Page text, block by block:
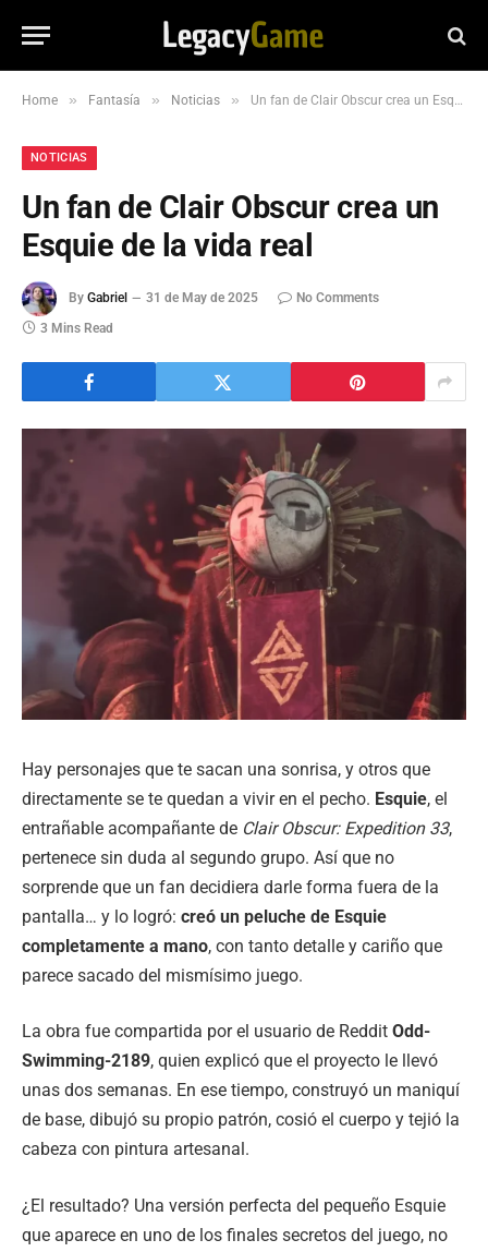
Home » Fantasía » Noticias » Un fan de Clair Obscur crea un Esquie de la vida real
NOTICIAS
Un fan de Clair Obscur crea un
Esquie de la vida real
By Gabriel 31 de May de 2025
No Comments
3 Mins Read
Hay personajes que te sacan una sonrisa, y otros que
directamente se te quedan a vivir en el pecho. Esquie, el
entrañable acompañante de Clair Obscur: Expedition 33,
pertenece sin duda al segundo grupo. Así que no
sorprende que un fan decidiera darle forma fuera de la
pantalla… y lo logró: creó un peluche de Esquie
completamente a mano, con tanto detalle y cariño que
parece sacado del mismísimo juego.
La obra fue compartida por el usuario de Reddit Odd-
Swimming-2189, quien explicó que el proyecto le llevó
unas dos semanas. En ese tiempo, construyó un maniquí
de base, dibujó su propio patrón, cosió el cuerpo y tejió la
cabeza con pintura artesanal.
¿El resultado? Una versión perfecta del pequeño Esquie
que aparece en uno de los finales secretos del juego, no